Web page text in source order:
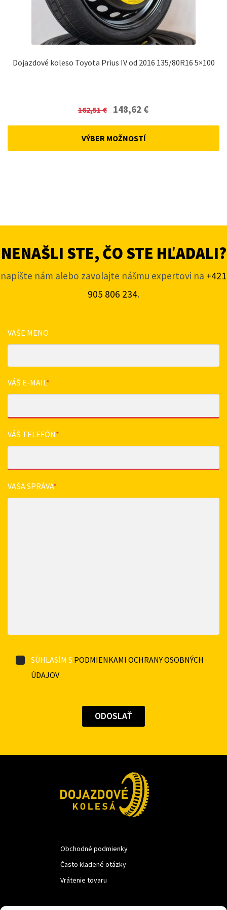
Dojazdové koleso Toyota Prius IV od 2016 135/80R16 5×100
162,51€ Original
was:
148,62 €
VÝBER MOŽNOSTÍ
NENAŠLI STE, ČO STE HĽADALI?
napíšte nám alebo zavolajte nášmu expertovi na +421
905 806 234.
VAŠE MENO
VÁŠ E-MAIL*
VÁŠ TELEFÓN*
VAŠA SPRÁVA*
SÚHLASÍM S PODMIENKAMI OCHRANY OSOBNÝCH
ÚDAJOV
Obchodné podmienky
Často kladené otázky
Vrátenie tovaru